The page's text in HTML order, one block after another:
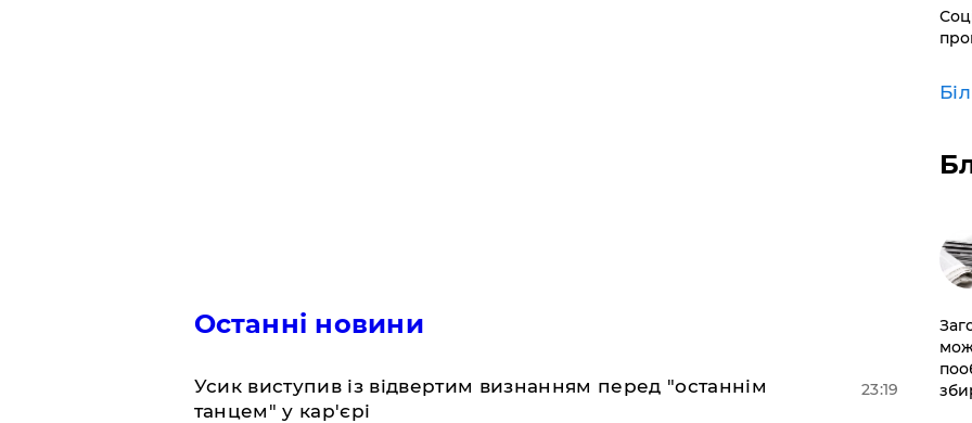
Останні новини
​Усик виступив із відвертим визнанням перед "останнім
танцем" у кар'єрі
23:19